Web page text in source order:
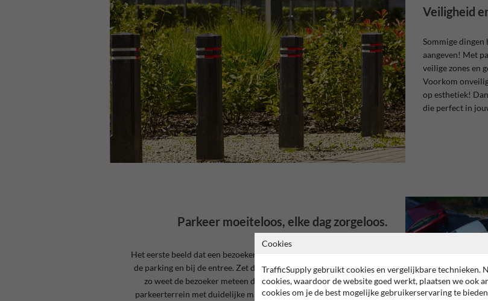
Veiligheid
Sommige dingen
aangeven! Met
veilige zones en
Voorkom
op esthetiek!
die perfect in
Parkeer moeiteloos, elke dag zorgeloos.
Het eerste beeld dat een bezoeker van je verblijf vormt, ontstaat al op
de parking en bij de entree. Zet daarom in op structuur en veiligheid,
zo weet de bezoeker meteen dat ze goed zitten. Een goed uitgerust
parkeerterrein met duidelijke markeringen en toegangsbeheer, zoals
Cookies
TrafficSupply gebruikt cookies en vergelijkbare technieken.
cookies, waardoor de website goed werkt, plaatsen we ook
cookies om je de best mogelijke gebruikerservaring te